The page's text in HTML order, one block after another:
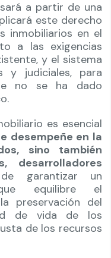
a partir de una
este derecho
inmobiliarios en el
a las exigencias
y el sistema
y judiciales, para
no se ha dado
es esencial
desempeñe en la
sino también
desarrolladores
garantizar un
equilibre el
preservación del
de vida de los
de los recursos